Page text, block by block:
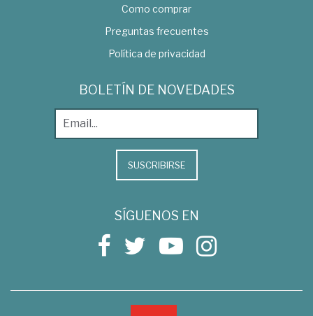
Como comprar
Preguntas frecuentes
Política de privacidad
BOLETÍN DE NOVEDADES
SUSCRIBIRSE
SÍGUENOS EN